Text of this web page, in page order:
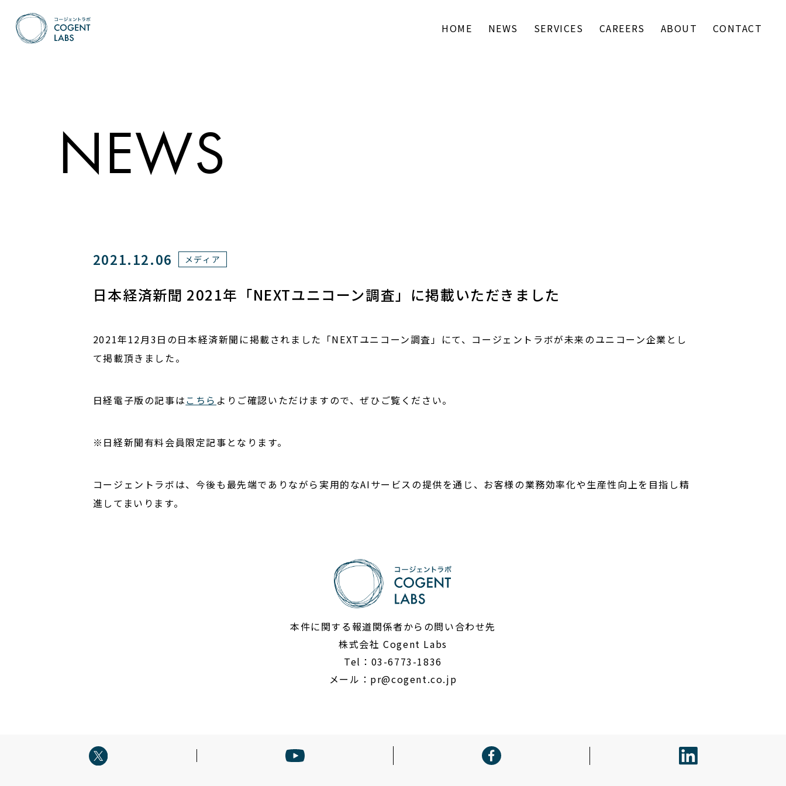
HOME NEWS SERVICES CAREERS ABOUT CONTACT
NEWS
2021.12.06 メディア
日本経済新聞 2021年「NEXTユニコーン調査」に掲載いただきました
2021年12月3日の日本経済新聞に掲載されました「NEXTユニコーン調査」にて、コージェントラボが未来のユニコーン企業とし
て掲載頂きました。
日経電子版の記事はこちら よりご確認いただけますので、ぜひご覧ください。
※日経新聞有料会員限定記事となります。
コージェントラボは、今後も最先端でありながら実用的なAIサービスの提供を通じ、お客様の業務効率化や生産性向上を目指し精
進してまいります。
本件に関する報道関係者からの問い合わせ先
株式会社 Cogent Labs
Tel：03-6773-1836
メール： pr@cogent.co.jp